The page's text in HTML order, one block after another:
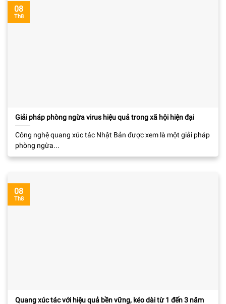
Giải pháp phòng ngừa virus hiệu quả trong xã hội hiện đại
Công nghệ quang xúc tác Nhật Bản được xem là một giải pháp
phòng ngừa...
08
Th8
Quang xúc tác với hiệu quả bền vững, kéo dài từ 1 đến 3 năm
08
Th8